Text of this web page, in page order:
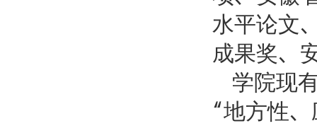
水平论文
成果奖、
学院现
“地方性